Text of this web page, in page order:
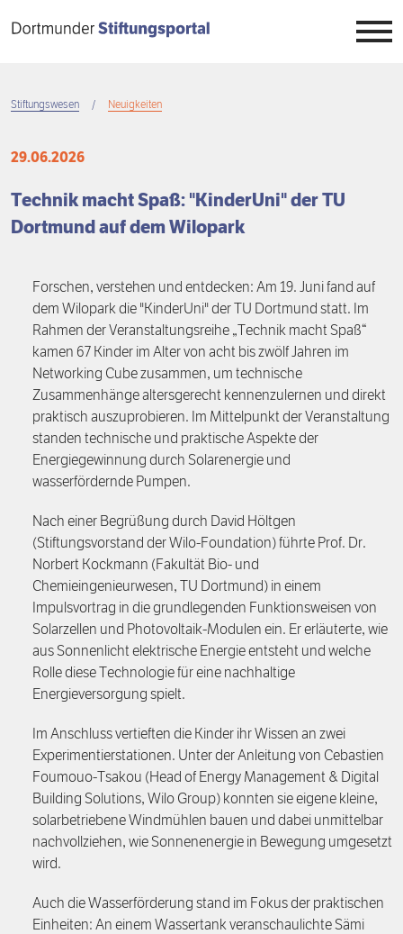
Stiftungen
Übersicht
Überblick
Register
Projekte
Projektbörse
Stiftungswesen
Übersicht
Auftrag
Neuigkeiten
Veranstaltungen
Menschen
Stiftungstag
Übersicht
7. Dortmunder Stiftungstag
6. Dortmunder Stiftungstag
5. Dortmunder Stiftungstag
Förderpreis
Rückblick auf Stiftungstage
Wissen
Übersicht
Stiftungszwecke
Stiftungstypen
Finanzierung
Engagement
Übersicht
Stiften
Zustiften und Spenden
Freiwillige
Breadcrumb
Stiftungswesen Neuigkeiten
29.06.2026
Technik macht Spaß: "KinderUni" der TU
Dortmund auf dem Wilopark
Forschen, verstehen und entdecken: Am 19. Juni fand auf
dem Wilopark die "KinderUni" der TU Dortmund statt. Im
Rahmen der Veranstaltungsreihe „Technik macht Spaß“
kamen 67 Kinder im Alter von acht bis zwölf Jahren im
Networking Cube zusammen, um technische
Zusammenhänge altersgerecht kennenzulernen und direkt
praktisch auszuprobieren. Im Mittelpunkt der Veranstaltung
standen technische und praktische Aspekte der
Energiegewinnung durch Solarenergie und
wasserfördernde Pumpen.
Nach einer Begrüßung durch David Höltgen
(Stiftungsvorstand der Wilo-Foundation) führte Prof. Dr.
Norbert Kockmann (Fakultät Bio- und
Chemieingenieurwesen, TU Dortmund) in einem
Impulsvortrag in die grundlegenden Funktionsweisen von
Solarzellen und Photovoltaik-Modulen ein. Er erläuterte, wie
aus Sonnenlicht elektrische Energie entsteht und welche
Rolle diese Technologie für eine nachhaltige
Energieversorgung spielt.
Im Anschluss vertieften die Kinder ihr Wissen an zwei
Experimentierstationen. Unter der Anleitung von Cebastien
Foumouo-Tsakou (Head of Energy Management & Digital
Building Solutions, Wilo Group) konnten sie eigene kleine,
solarbetriebene Windmühlen bauen und dabei unmittelbar
nachvollziehen, wie Sonnenenergie in Bewegung umgesetzt
wird.
Auch die Wasserförderung stand im Fokus der praktischen
Einheiten: An einem Wassertank veranschaulichte Sämi